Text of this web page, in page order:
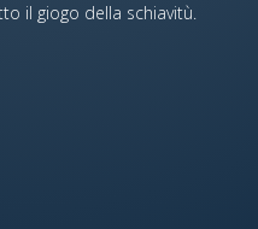
il giogo della schiavitù.